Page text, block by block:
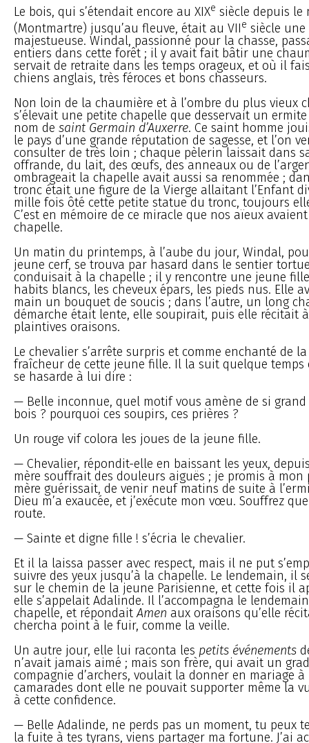
Le bois, qui s’étendait encore au XIXe siècle depuis le
(Montmartre) jusqu’au fleuve, était au VIIe siècle
majestueuse. Windal, passionné pour la chasse,
entiers dans cette forêt ; il y avait fait bâtir une
servait de retraite dans les temps orageux, et où il
chiens anglais, très féroces et bons chasseurs.
Non loin de la chaumière et à l’ombre du plus vieux
s’élevait une petite chapelle que desservait un
nom de saint Germain d’Auxerre. Ce saint homme
le pays d’une grande réputation de sagesse, et l’on
consulter de très loin ; chaque pèlerin laissait dans
offrande, du lait, des œufs, des anneaux ou de
ombrageait la chapelle avait aussi sa renommée ;
tronc était une figure de la Vierge allaitant l’Enfant
mille fois ôté cette petite statue du tronc, toujours
C’est en mémoire de ce miracle que nos aïeux
chapelle.
Un matin du printemps, à l’aube du jour, Windal,
jeune cerf, se trouva par hasard dans le sentier
conduisait à la chapelle ; il y rencontre une jeune
habits blancs, les cheveux épars, les pieds nus. Elle
main un bouquet de soucis ; dans l’autre, un long
démarche était lente, elle soupirait, puis elle récitait
plaintives oraisons.
Le chevalier s’arrête surpris et comme enchanté de
fraîcheur de cette jeune fille. Il la suit quelque temps
se hasarde à lui dire :
— Belle inconnue, quel motif vous amène de si
bois ? pourquoi ces soupirs, ces prières ?
Un rouge vif colora les joues de la jeune fille.
— Chevalier, répondit-elle en baissant les yeux,
mère souffrait des douleurs aiguës ; je promis à mon
mère guérissait, de venir neuf matins de suite à
Dieu m’a exaucée, et j’exécute mon vœu. Souffrez
route.
— Sainte et digne fille ! s’écria le chevalier.
Et il la laissa passer avec respect, mais il ne put
suivre des yeux jusqu’à la chapelle. Le lendemain, il
sur le chemin de la jeune Parisienne, et cette fois il
elle s’appelait Adalinde. Il l’accompagna le
chapelle, et répondaitAmen aux oraisons qu’elle
chercha point à le fuir, comme la veille.
Un autre jour, elle lui raconta les petits événements
n’avait jamais aimé ; mais son frère, qui avait un
compagnie d’archers, voulait la donner en mariage à
camarades dont elle ne pouvait supporter même la
à cette confidence.
— Belle Adalinde, ne perds pas un moment, tu peux
la fuite à tes tyrans, viens partager ma fortune. J’ai